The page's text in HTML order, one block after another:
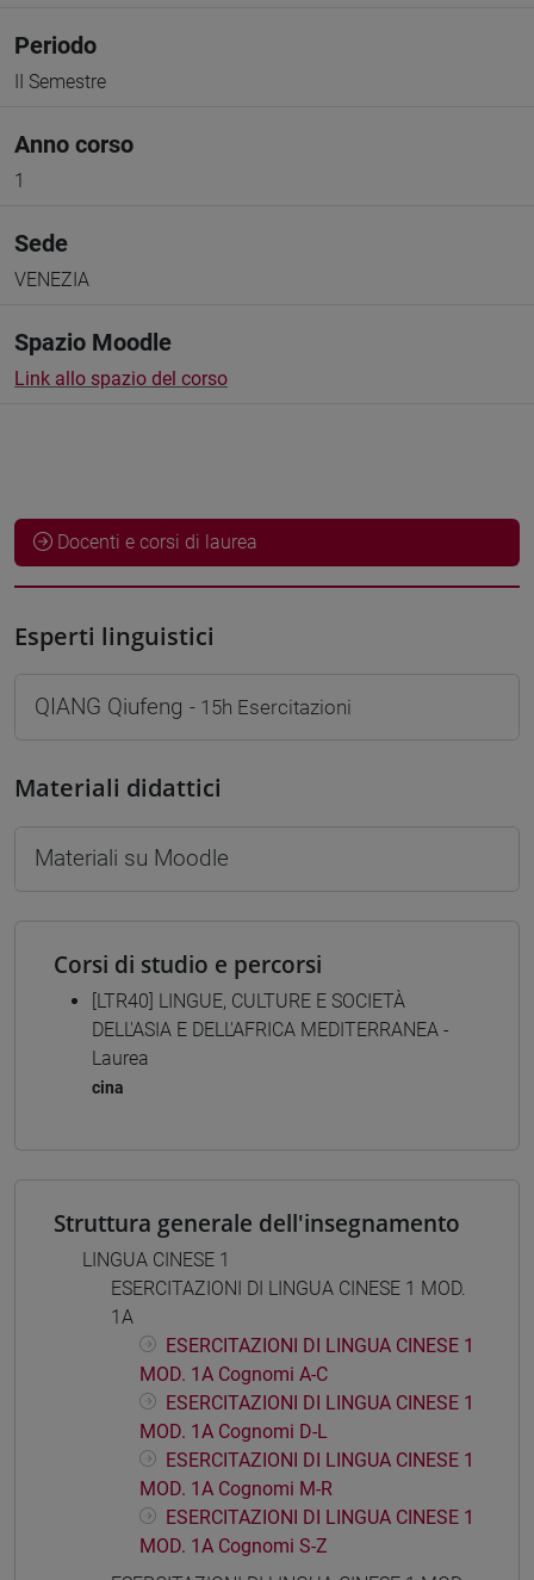
Periodo
II Semestre
Anno corso
1
Sede
VENEZIA
Spazio Moodle
Link allo spazio del corso
Docenti e corsi di laurea
Esperti linguistici
QIANG Qiufeng - 15h Esercitazioni
Materiali didattici
Materiali su Moodle
Corsi di studio e percorsi
[LTR40] LINGUE, CULTURE E SOCIETÀ
DELL'ASIA E DELL'AFRICA MEDITERRANEA -
Laurea
cina
Struttura generale dell'insegnamento
LINGUA CINESE 1
ESERCITAZIONI DI LINGUA CINESE 1 MOD.
1A
ESERCITAZIONI DI LINGUA CINESE 1
MOD. 1A Cognomi A-C
ESERCITAZIONI DI LINGUA CINESE 1
MOD. 1A Cognomi D-L
ESERCITAZIONI DI LINGUA CINESE 1
MOD. 1A Cognomi M-R
ESERCITAZIONI DI LINGUA CINESE 1
MOD. 1A Cognomi S-Z